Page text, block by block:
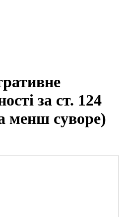
за ст. 124
менш суворе)